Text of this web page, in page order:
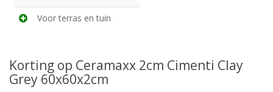
Voor terras en tuin
Korting op Ceramaxx 2cm Cimenti Clay
Grey 60x60x2cm